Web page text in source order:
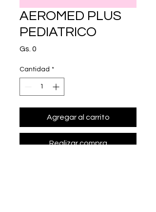
AEROMED PLUS
PEDIATRICO
Gs. 0
Cantidad *
Agregar al carrito
Realizar compra